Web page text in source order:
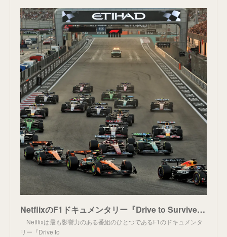
NetflixのF1ドキュメンタリー『Drive to Survive』最新作が2月末に配信へ。新世代ドライバーに注目 | ニュース | autosport web
Netflixは最も影響力のある番組のひとつであるF1のドキュメンタ
リー『Drive to